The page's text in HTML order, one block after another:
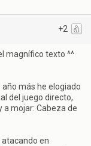
+2
magnífico texto ^^
más he elogiado
del juego directo,
a mojar: Cabeza de
atacando en